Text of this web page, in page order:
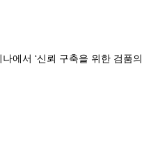
에서 ‘신뢰 구축을 위한 검품의